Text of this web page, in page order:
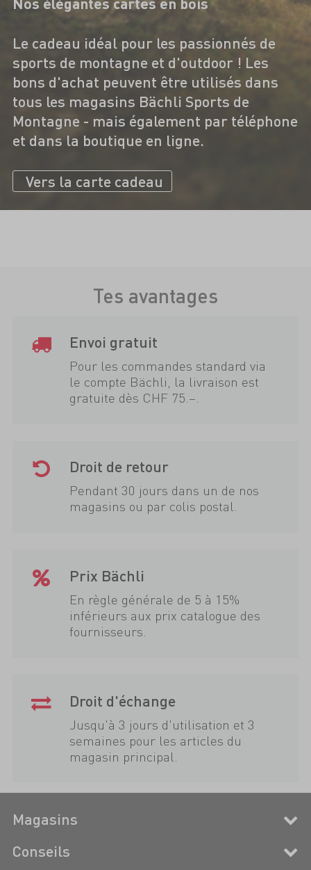
Le cadeau idéal pour les passionnés de
sports de montagne et d'outdoor ! Les
bons d'achat peuvent être utilisés dans
tous les magasins Bächli Sports de
Montagne - mais également par téléphone
et dans la boutique en ligne.
Vers la carte cadeau
Tes avantages
Envoi gratuit
Pour les commandes standard via
le compte Bächli, la livraison est
gratuite dès CHF 75.–.
Droit de retour
Pendant 30 jours dans un de nos
magasins ou par colis postal.
Prix Bächli
En règle générale de 5 à 15%
inférieurs aux prix catalogue des
fournisseurs.
Droit d'échange
Jusqu'à 3 jours d'utilisation et 3
semaines pour les articles du
magasin principal.
Magasins
Conseils